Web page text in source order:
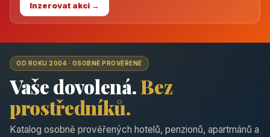
Inzerovat akci →
OD ROKU 2004 · OSOBNĚ PROVĚŘENÉ
Vaše dovolená.Bez
prostředníků.
Katalog osobně prověřených hotelů, penzionů, apartmánů a